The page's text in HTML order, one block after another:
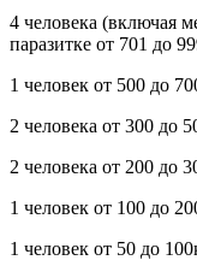
4 человека (включая
паразитке от 701 до
1 человек от 500 до
2 человека от 300 до
2 человека от 200 до
1 человек от 100 до
1 человек от 50 до